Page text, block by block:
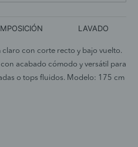
LAVADO
con corte recto y bajo vuelto.
acabado cómodo y versátil para
o tops fluidos. Modelo: 175 cm